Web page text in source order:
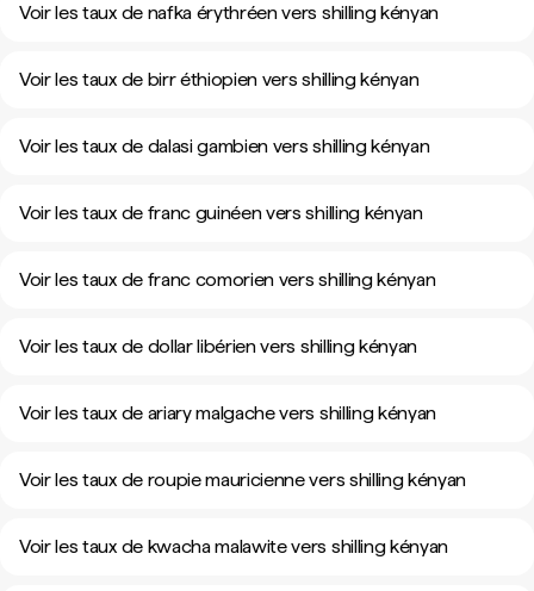
Voir les taux de nafka érythréen vers shilling kényan
Voir les taux de birr éthiopien vers shilling kényan
Voir les taux de dalasi gambien vers shilling kényan
Voir les taux de franc guinéen vers shilling kényan
Voir les taux de franc comorien vers shilling kényan
Voir les taux de dollar libérien vers shilling kényan
Voir les taux de ariary malgache vers shilling kényan
Voir les taux de roupie mauricienne vers shilling kényan
Voir les taux de kwacha malawite vers shilling kényan